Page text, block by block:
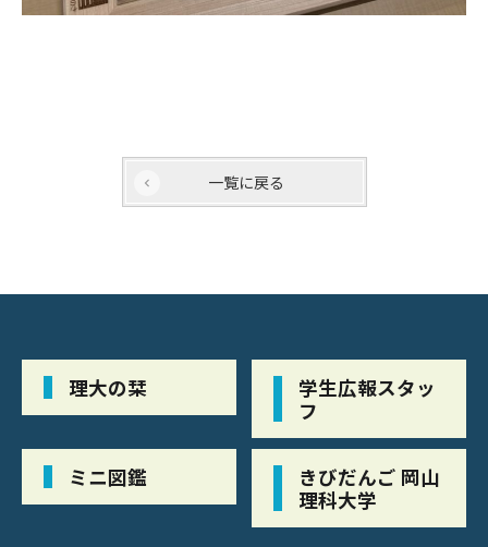
一覧に戻る
理大の栞
学生広報スタッ
フ
ミニ図鑑
きびだんご 岡山
理科大学